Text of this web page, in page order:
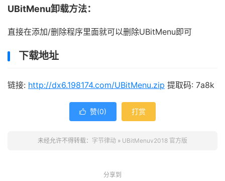
UBitMenu卸载方法：
直接在添加/删除程序里面就可以删除UBitMenu即可
下载地址
链接: http://dx6.198174.com/UBitMenu.zip 提取码: 7a8k
 赞(0) 打赏
未经允许不得转载： 字节律动 » UBitMenuv2018 官方版
分享到